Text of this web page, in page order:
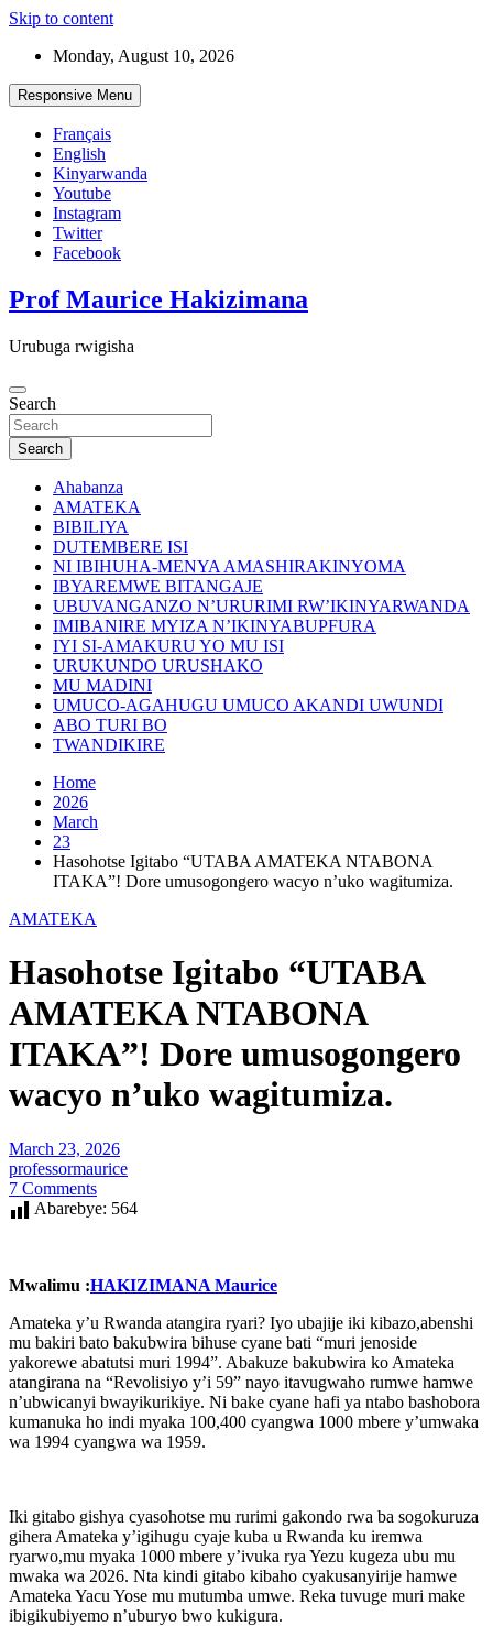
Skip to content
Monday, August 10, 2026
Responsive Menu
Français
English
Kinyarwanda
Youtube
Instagram
Twitter
Facebook
Prof Maurice Hakizimana
Urubuga rwigisha
Search
Search
Ahabanza
AMATEKA
BIBILIYA
DUTEMBERE ISI
NI IBIHUHA-MENYA AMASHIRAKINYOMA
IBYAREMWE BITANGAJE
UBUVANGANZO N’URURIMI RW’IKINYARWANDA
IMIBANIRE MYIZA N’IKINYABUPFURA
IYI SI-AMAKURU YO MU ISI
URUKUNDO URUSHAKO
MU MADINI
UMUCO-AGAHUGU UMUCO AKANDI UWUNDI
ABO TURI BO
TWANDIKIRE
Home
2026
March
23
Hasohotse Igitabo “UTABA AMATEKA NTABONA
ITAKA”! Dore umusogongero wacyo n’uko wagitumiza.
AMATEKA
Hasohotse Igitabo “UTABA
AMATEKA NTABONA
ITAKA”! Dore umusogongero
wacyo n’uko wagitumiza.
March 23, 2026
professormaurice
7 Comments
Abarebye: 564
Mwalimu :HAKIZIMANA Maurice
Amateka y’u Rwanda atangira ryari? Iyo ubajije iki kibazo,abenshi
mu bakiri bato bakubwira bihuse cyane bati “muri jenoside
yakorewe abatutsi muri 1994”. Abakuze bakubwira ko Amateka
atangirana na “Revolisiyo y’i 59” nayo itavugwaho rumwe hamwe
n’ubwicanyi bwayikurikiye. Ni bake cyane hafi ya ntabo bashobora
kumanuka ho indi myaka 100,400 cyangwa 1000 mbere y’umwaka
wa 1994 cyangwa wa 1959.
Iki gitabo gishya cyasohotse mu rurimi gakondo rwa ba sogokuruza
gihera Amateka y’igihugu cyaje kuba u Rwanda ku iremwa
ryarwo,mu myaka 1000 mbere y’ivuka rya Yezu kugeza ubu mu
mwaka wa 2026. Nta kindi gitabo kibaho cyakusanyirije hamwe
Amateka Yacu Yose mu mutumba umwe. Reka tuvuge muri make
ibigikubiyemo n’uburyo bwo kukigura.